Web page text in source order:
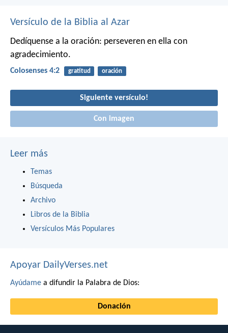
Versículo de la Biblia al Azar
Dedíquense a la oración: perseveren en ella con
agradecimiento.
Colosenses 4:2 gratitud oración
Siguiente versículo!
Con imagen
Leer más
Temas
Búsqueda
Archivo
Libros de la Biblia
Versículos Más Populares
Apoyar DailyVerses.net
Ayúdame a difundir la Palabra de Dios:
Donación